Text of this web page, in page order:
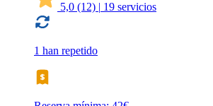
5,0 (12) | 19 servicios
1 han repetido